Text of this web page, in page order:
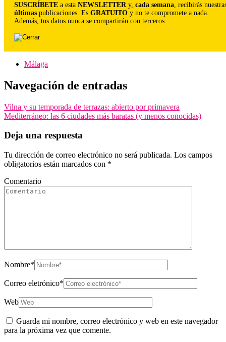
SUSCRÍBETE a esta NEWSLETTER y, cada semana , recibirás
últimas publicaciones. Es GRATUITO y no te compromete a nada.
Además, tus datos nunca se compartirán con terceros.
Málaga
Navegación de entradas
Vilna y su temporada de terrazas: abierto por primavera
Mediterráneo: las 6 ciudades más baratas (y menos conocidas)
Deja una respuesta
Tu dirección de correo electrónico no será publicada. Los campos
obligatorios están marcados con *
Comentario
Nombre*
Correo eletrónico*
Web
Guarda mi nombre, correo electrónico y web en este navegador
para la próxima vez que comente.